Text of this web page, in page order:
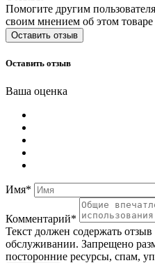
Помогите другим
своим мнением об этом товаре
Оставить отзыв
Оставить отзыв
Ваша оценка
Имя*
Комментарий*
Текст должен содержать отзыв
обслуживании. Запрещено
посторонние ресурсы, спам,